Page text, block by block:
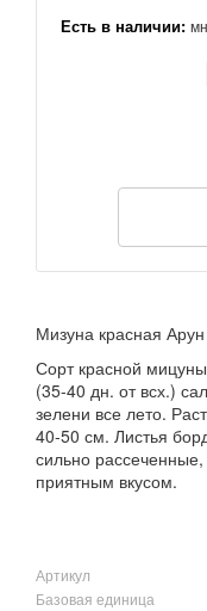
Есть в наличии:
Мизуна красная Арун
Сорт красной
(35-40 дн. от всх.)
зелени все лето.
40-50 см. Листья
сильно
приятным вкусом.
Артикул
Базовая единица